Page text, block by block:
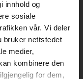
innhold og
sosiale
vår. Vi deler
bruker nettstedet
medier,
kombinere den
for dem,
klosser eller
i offentlige og
praktisk